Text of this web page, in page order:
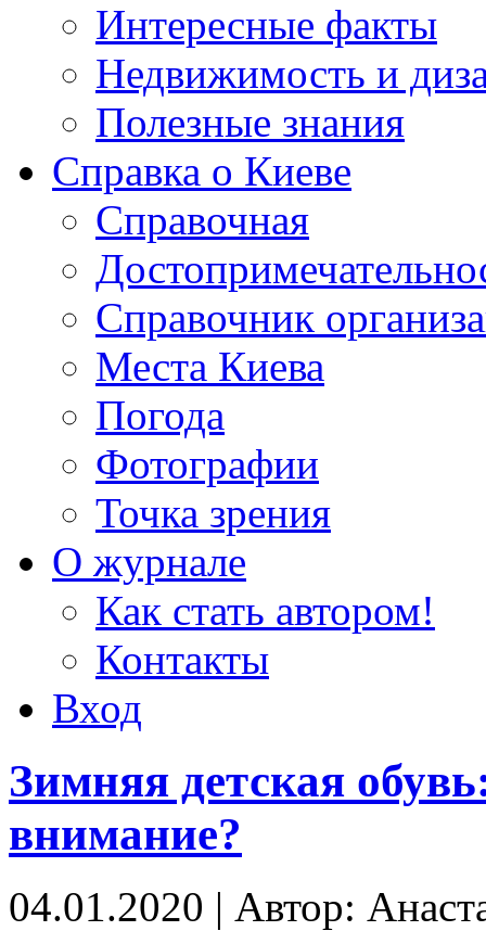
Интересные факты
Недвижимость и
Полезные знания
Справка о Киеве
Справочная
Справочник
Места Киева
Погода
Фотографии
Точка зрения
О журнале
Как стать автором!
Контакты
Вход
Зимняя детская
внимание?
04.01.2020 | Автор: